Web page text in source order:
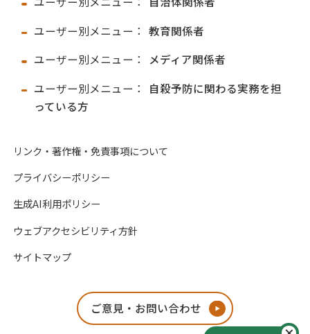
ユーザー別メニュー： 教育関係者
ユーザー別メニュー：
メディア関係者
ユーザー別メニュー：
自殺予防に関わる実務を担
っている方
リンク・著作権・免責事項について
プライバシーポリシー
生成AI利用ポリシー
ウェブアクセシビリティ方針
サイトマップ
ご意見・お問い合わせ